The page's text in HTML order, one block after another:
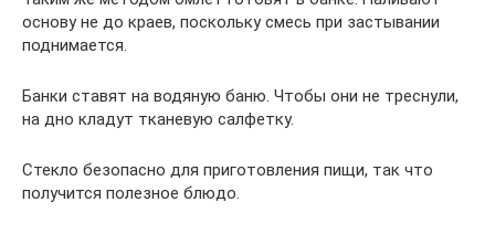
основу не до краев, поскольку смесь при застывании
поднимается.
Банки ставят на водяную баню. Чтобы они не треснули,
на дно кладут тканевую салфетку.
Стекло безопасно для приготовления пищи, так что
получится полезное блюдо.